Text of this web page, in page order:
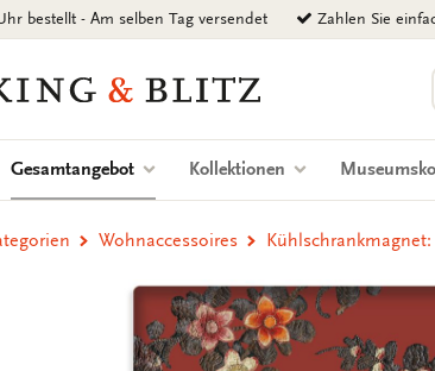
bestellt - Am selben Tag versendet Zahlen Sie
Gesamtangebot (current)Kollektionen
Wohnaccessoires